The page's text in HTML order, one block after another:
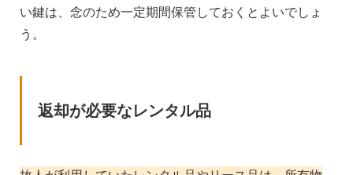
い鍵は、念のため一定期間保管しておくとよいでしょ
う。
返却が必要なレンタル品